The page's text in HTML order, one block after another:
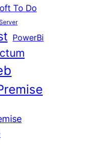
To Do
PowerBi